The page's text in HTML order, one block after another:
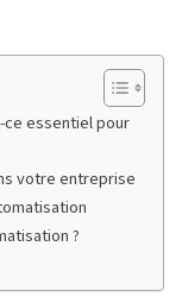
ce essentiel pour
votre entreprise
?